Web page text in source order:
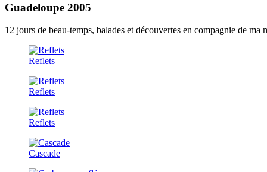
Guadeloupe 2005
12 jours de beau-temps, balades et découvertes en compagnie de ma
Reflets
Reflets
Reflets
Cascade